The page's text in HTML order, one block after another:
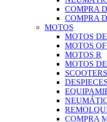
COMPRA
COMPRA
MOTOS
MOTOS
MOTOS
MOTOS R
MOTOS
SCOOTERS
DESPIECES
COMPRA